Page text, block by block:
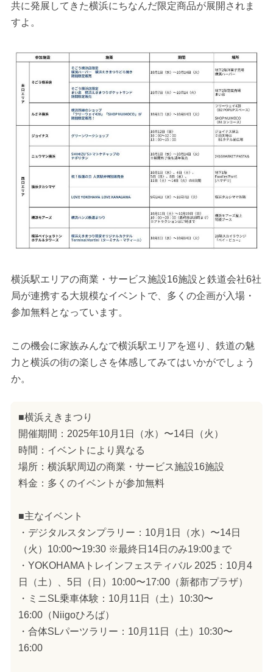
共に発展してきた横浜にちなんだ限定商品が展開されま
すよ。
横浜駅エリアの商業・サービス施設16施設と鉄道会社6社
局が連携する大規模なイベントで、多くの企画が入場・
参加無料となっています。
この機会に家族みんなで横浜駅エリアを巡り、鉄道の魅
力と横浜の街の楽しさを体感してみてはいかがでしょう
か。
■横浜えきまつり
開催期間：2025年10月1日（水）〜14日（火）
時間：イベントにより異なる
場所：横浜駅周辺の商業・サービス施設16施設
料金：多くのイベントが参加無料
■主なイベント
・デジタルスタンプラリー：10月1日（水）〜14日
（火）10:00〜19:30 ※最終日14日のみ19:00まで
・YOKOHAMAトレインフェスティバル 2025：10月4
日（土）、5日（日）10:00〜17:00（新都市プラザ）
・ミニSL乗車体験：10月11日（土）10:30〜
16:00（Niigoひろば）
・合体SLパーツラリー：10月11日（土）10:30〜
16:00